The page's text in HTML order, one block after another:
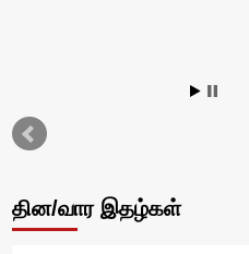
தின/வார இதழ்கள்